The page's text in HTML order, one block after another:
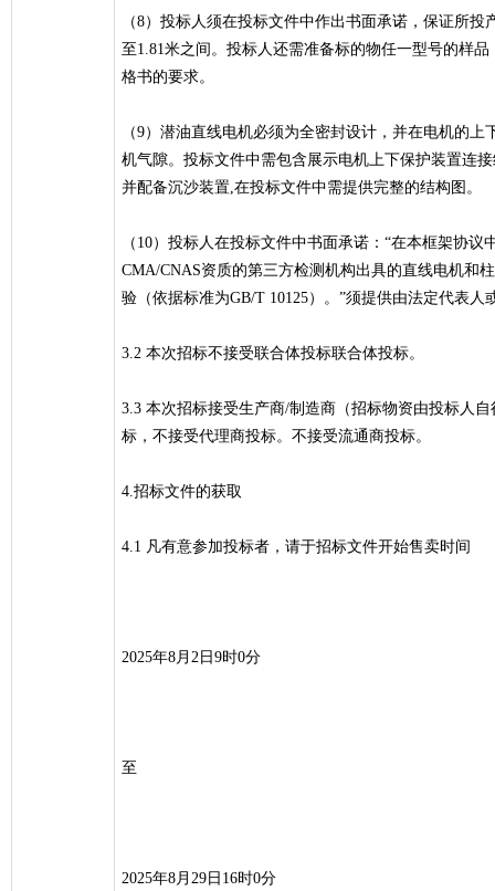
（8）投标人须在投标文件中作出书面承诺，保证所
至1.81米之间。投标人还需准备标的物任一型号的样
格书的要求。
（9）潜油直线电机必须为全密封设计，并在电机的
机气隙。投标文件中需包含展示电机上下保护装置连
并配备沉沙装置,在投标文件中需提供完整的结构图。
（10）投标人在投标文件中书面承诺：“在本框架协
CMA/CNAS资质的第三方检测机构出具的直线电机和
验（依据标准为GB/T 10125）。”须提供由法定代表
3.2 本次招标不接受联合体投标联合体投标。
3.3 本次招标接受生产商/制造商（招标物资由投标人
标，不接受代理商投标。不接受流通商投标。
4.招标文件的获取
4.1 凡有意参加投标者，请于招标文件开始售卖时间
2025年8月2日9时0分
至
2025年8月29日16时0分